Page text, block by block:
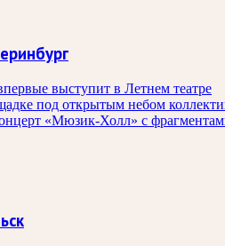
выступит в Летнем театре
под открытым небом
«Мюзик-Холл» с